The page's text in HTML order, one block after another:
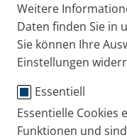
Weitere
Daten finden Sie in
Sie können Ihre
Einstellungen
Essentiell
Essentielle
Funktionen und
Mit freundlichen
Ihre PARI GmbH
Zurück zur PARI
PARI DE Über